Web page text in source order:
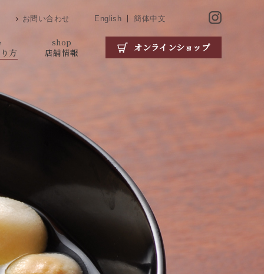
お問い合わせ English 簡体中文
方
shop
店舗情報 オンラインショップ